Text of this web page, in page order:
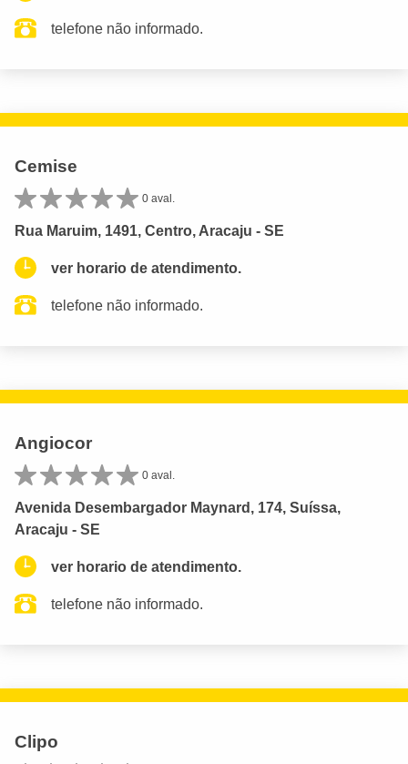
telefone não informado.
Cemise
0 aval.
Rua Maruim, 1491, Centro, Aracaju - SE
ver horario de atendimento.
telefone não informado.
Angiocor
0 aval.
Avenida Desembargador Maynard, 174, Suíssa,
Aracaju - SE
ver horario de atendimento.
telefone não informado.
Clipo